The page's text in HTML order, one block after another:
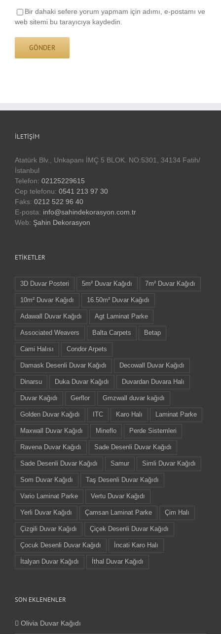
Bir dahaki sefere yorum yapmam için adımı, e-postamı ve
web sitemi bu tarayıcıya kaydedin.
İLETIŞIM
Atatürk Blv., Unkapanı İMÇ 5 BLOK. NO:5301, 34134 Fatih/
İstanbul
Telefon: 02125229615
Cep telefonu: 0541 213 97 30
Faks: 0212 522 96 40
E-posta: info@sahindekorasyon.com.tr
Web: Şahin Dekorasyon
ETIKETLER
3D Duvar Posteri 5m² Duvar Kağıdı 7m² Duvar Kağıdı
10m² Duvar Kağıdı 16.50m² Duvar Kağıdı
Adawall Duvar Kağıdı Agt Laminat Parke
Associated Weavers Balta Carpets Betap
Cami Halısı Condor Arpets
Damask Desenli Duvar Kağıdı Decowall Duvar Kağıdı
Dinarsu Duka Duvar Kağıdı Duvardan Duvara Halı
Duvar Kağıdı Gerflor Gmzwall duvar kağıdı
Golden Duvar Kağıdı ITC Karo Halı Laminat Parke
Maxwall Duvar Kağıdı Mineflo Perde Sistemleri
Ravena Duvar Kağıdı Sade Desenli Duvar Kağıdı
Sade Desenli Duvar Kağıdı Samur Simli Duvar Kağıdı
Som Duvar Kağıdı Taş Desenli Duvar Kağıdı
Vario Laminat Parke Vertu Duvar Kağıdı
Yerli Duvar Kağıdı Çamsan Laminat Parke Çim Halı
Çizgili Duvar Kağıdı Çiçek Desenli Duvar Kağıdı
Çocuk Desenli Duvar Kağıdı İncati Karo Halı
İtalyan Duvar Kağıdı İthal Duvar Kağıdı
SON EKLENENLER
Olivia Duvar Kağıdı